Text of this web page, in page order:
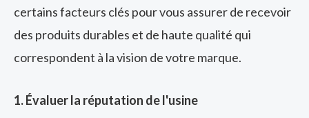
certains facteurs clés pour vous assurer de recevoir
des produits durables et de haute qualité qui
correspondent à la vision de votre marque.
1. Évaluer la réputation de l'usine